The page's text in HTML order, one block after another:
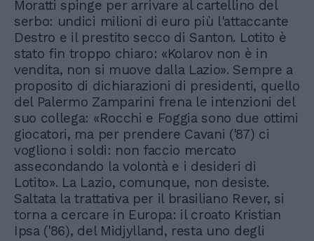
Moratti spinge per arrivare al cartellino del
serbo: undici milioni di euro più l'attaccante
Destro e il prestito secco di Santon. Lotito è
stato fin troppo chiaro: «Kolarov non è in
vendita, non si muove dalla Lazio». Sempre a
proposito di dichiarazioni di presidenti, quello
del Palermo Zamparini frena le intenzioni del
suo collega: «Rocchi e Foggia sono due ottimi
giocatori, ma per prendere Cavani ('87) ci
vogliono i soldi: non faccio mercato
assecondando la volontà e i desideri di
Lotito». La Lazio, comunque, non desiste.
Saltata la trattativa per il brasiliano Rever, si
torna a cercare in Europa: il croato Kristian
Ipsa ('86), del Midjylland, resta uno degli